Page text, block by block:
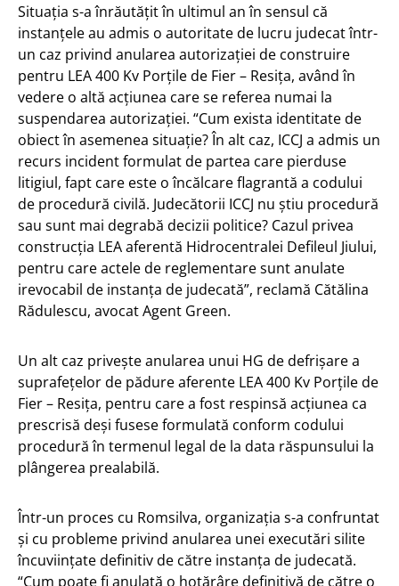
Situația s-a înrăutățit în ultimul an în sensul că
instanțele au admis o autoritate de lucru judecat într-
un caz privind anularea autorizației de construire
pentru LEA 400 Kv Porțile de Fier – Resița, având în
vedere o altă acțiunea care se referea numai la
suspendarea autorizației. “Cum exista identitate de
obiect în asemenea situație? În alt caz, ICCJ a admis un
recurs incident formulat de partea care pierduse
litigiul, fapt care este o încălcare flagrantă a codului
de procedură civilă. Judecătorii ICCJ nu știu procedură
sau sunt mai degrabă decizii politice? Cazul privea
construcția LEA aferentă Hidrocentralei Defileul Jiului,
pentru care actele de reglementare sunt anulate
irevocabil de instanța de judecată”, reclamă Cătălina
Rădulescu, avocat Agent Green.
Un alt caz privește anularea unui HG de defrișare a
suprafețelor de pădure aferente LEA 400 Kv Porțile de
Fier – Resița, pentru care a fost respinsă acțiunea ca
prescrisă deși fusese formulată conform codului
procedură în termenul legal de la data răspunsului la
plângerea prealabilă.
Într-un proces cu Romsilva, organizația s-a confruntat
și cu probleme privind anularea unei executări silite
încuviințate definitiv de către instanța de judecată.
“Cum poate fi anulată o hotărâre definitivă de către o